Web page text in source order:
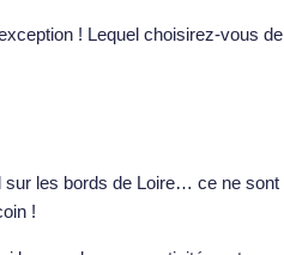
! Lequel choisirez-vous de
sur les bords de Loire… ce ne sont
!